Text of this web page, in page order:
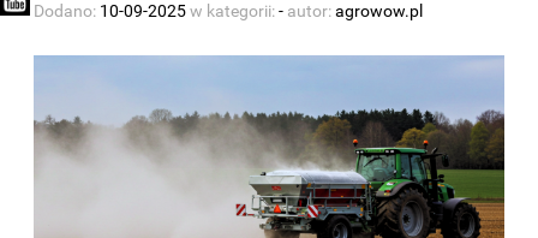
Dodano: 10-09-2025w kategorii:- autor:agrowow.pl